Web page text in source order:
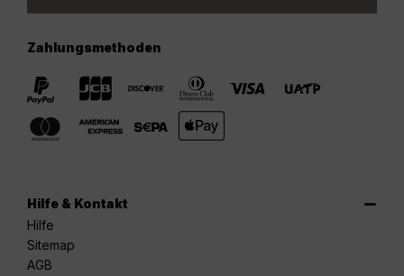
Zahlungsmethoden
Hilfe & Kontakt
Hilfe
Sitemap
AGB